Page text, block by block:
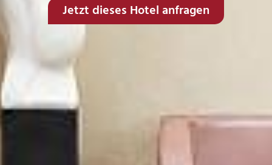
Jetzt dieses Hotel anfragen